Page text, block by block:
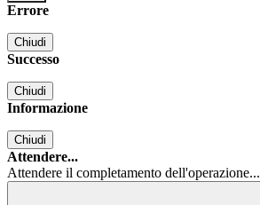
Errore
Chiudi
Successo
Chiudi
Informazione
Chiudi
Attendere...
Attendere il completamento dell'operazione...